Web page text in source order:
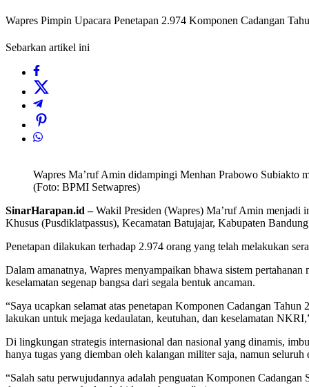
Wapres Pimpin Upacara Penetapan 2.974 Komponen Cadangan
Sebarkan artikel ini
Wapres Ma’ruf Amin didampingi Menhan Prabowo Subiakto
(Foto: BPMI Setwapres)
SinarHarapan.id –Wakil Presiden (Wapres) Ma’ruf Amin menjadi
Khusus (Pusdiklatpassus), Kecamatan Batujajar, Kabupaten
Penetapan dilakukan terhadap 2.974 orang yang telah melakukan
Dalam amanatnya, Wapres menyampaikan bhawa sistem
keselamatan segenap bangsa dari segala bentuk ancaman.
“Saya ucapkan selamat atas penetapan Komponen Cadangan
lakukan untuk mejaga kedaulatan, keutuhan, dan keselamatan
Di lingkungan strategis internasional dan nasional yang dinamis,
hanya tugas yang diemban oleh kalangan militer saja, namun seluruh
“Salah satu perwujudannya adalah penguatan Komponen